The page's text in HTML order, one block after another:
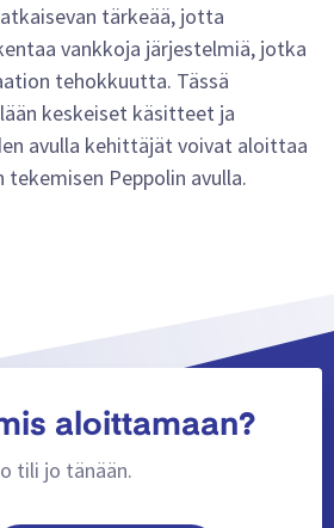
tärkeää, jotta
vankkoja järjestelmiä, jotka
tehokkuutta. Tässä
keskeiset käsitteet ja
avulla kehittäjät voivat aloittaa
Peppolin avulla.
aloittamaan?
tili jo tänään.